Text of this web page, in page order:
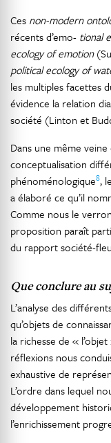
Ces non-modern
récents d’emo- tional
ecology of emotion
political ecology of
les multiples facettes
évidence la relation
société (Linton et
Dans une même
conceptualisation
phénoménologique8,
a élaboré ce qu’il
Comme nous le
proposition paraît
du rapport société-
Que conclure au
L’analyse des
qu’objets de
la richesse de «
réflexions nous
exhaustive de
L’ordre dans lequel
développement
l’enrichissement